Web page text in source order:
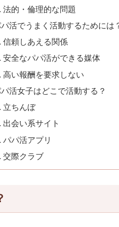
法的・倫理的な問題
活でうまく活動するためには
信頼しあえる関係
安全なパパ活ができる媒体
高い報酬を要求しない
活女子はどこで活動する？
立ちんぼ
出会い系サイト
パパ活アプリ
交際クラブ